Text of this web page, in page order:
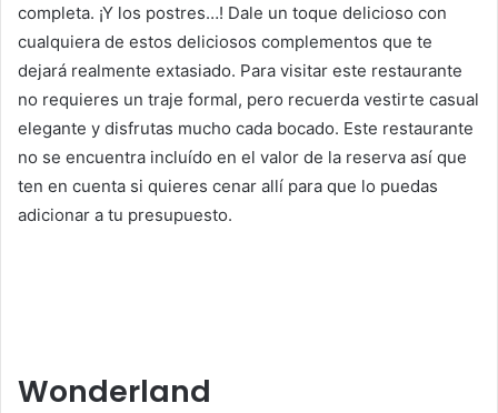
completa. ¡Y los postres…! Dale un toque delicioso con
cualquiera de estos deliciosos complementos que te
dejará realmente extasiado. Para visitar este restaurante
no requieres un traje formal, pero recuerda vestirte casual
elegante y disfrutas mucho cada bocado. Este restaurante
no se encuentra incluído en el valor de la reserva así que
ten en cuenta si quieres cenar allí para que lo puedas
adicionar a tu presupuesto.
Wonderland